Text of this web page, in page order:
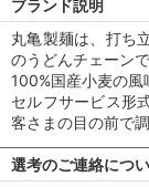
ブランド説明
丸亀製麺は、打ち
のうどんチェーンで
100%国産小麦の風
セルフサービス形
客さまの目の前で調
選考のご連絡につ